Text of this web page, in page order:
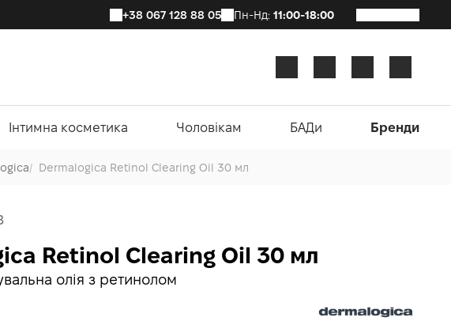
+38 067 128 88 05 Пн-Нд: 11:00-18:00
Інтимна косметика Чоловікам БАДи Бренди
/ Dermalogica Retinol Clearing Oil 30 мл
олія з ретинолом
Retinol Clearing Oil 30 мл